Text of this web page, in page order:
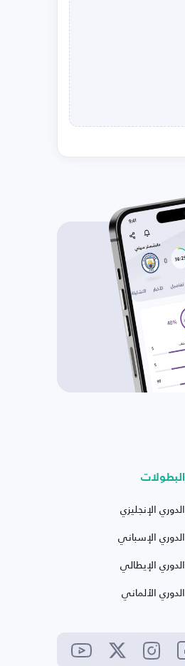
البطولات
الدوري الإنجليزي
الدوري الإسباني
الدوري الإيطالي
الدوري الألماني